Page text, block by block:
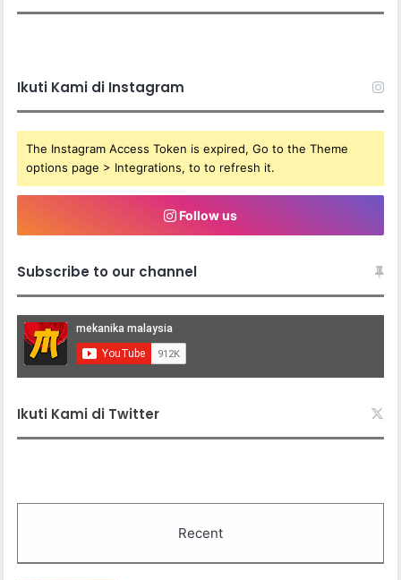
Ikuti Kami di Instagram
The Instagram Access Token is expired, Go to the Theme
options page > Integrations, to to refresh it.
Follow us
Subscribe to our channel
Ikuti Kami di Twitter
Recent